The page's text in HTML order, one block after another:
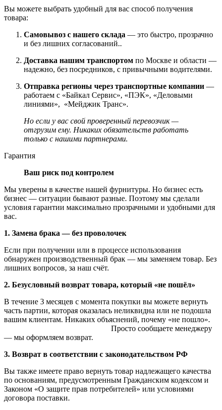
Вы можете выбрать удобный для вас способ получения
товара:
Самовывоз с нашего склада — это быстро, прозрачно
и без лишних согласований..
Доставка нашим транспортом по Москве и области —
надежно, без посредников, с привычными водителями.
Отправка регионы через транспортные компании —
работаем с «Байкал Сервис», «ПЭК», «Деловыми
линиями», «Мейджик Транс».
Но если у вас свой проверенный перевозчик —
отгрузим ему. Никаких обязательств работать
только с нашими партнерами.
Гарантия
Ваш риск под контролем
Мы уверены в качестве нашей фурнитуры. Но бизнес есть
бизнес — ситуации бывают разные. Поэтому мы сделали
условия гарантии максимально прозрачными и удобными для
вас.
1. Замена брака — без проволочек
Если при получении или в процессе использования
обнаружен производственный брак — мы заменяем товар. Без
лишних вопросов, за наш счёт.
2. Безусловный возврат товара, который «не пошёл»
В течение 3 месяцев с момента покупки вы можете вернуть
часть партии, которая оказалась неликвидна или не подошла
вашим клиентам. Никаких объяснений, почему «не пошло».
Просто сообщаете менеджеру
— мы оформляем возврат.
3. Возврат в соответствии с законодательством РФ
Вы также имеете право вернуть товар надлежащего качества
по основаниям, предусмотренным Гражданским кодексом и
Законом «О защите прав потребителей» или условиями
договора поставки.